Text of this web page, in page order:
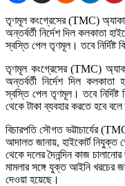
তৃণমূল কংগ্রেসের (TMC)
অন্তর্বর্তী নির্দেশ দিল কলকাতা
স্বস্তি পেল তৃণমূল। তবে নির্দিষ্ট
তৃণমূল কংগ্রেসের (TMC)
অন্তর্বর্তী নির্দেশ দিল
স্বস্তি পেল তৃণমূল। তবে নির্দিষ্ট
থেকে টাকা ব্যবহার করতে হবে
বিচারপতি সৌগত ভট্টাচার্যের
আদালত জানায়, হাইকোর্ট নিযুক্ত
থেকে দলের দৈনন্দিন কাজ
মামলার সঙ্গে যুক্ত আইনি খরচের
দেওয়া হয়েছে।